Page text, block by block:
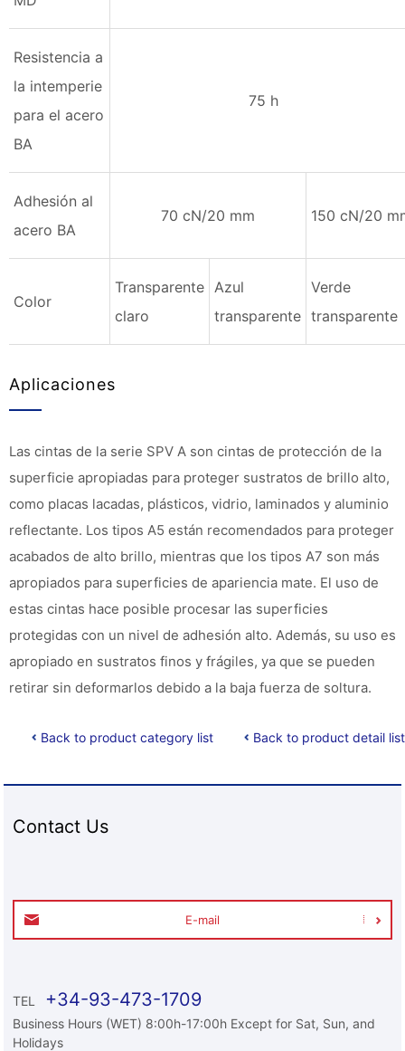
Resistencia a
la intemperie
para el acero
BA
75 h
Adhesión al
acero BA
70 cN/20 mm 150 cN/20
Color
Transparente
claro
Azul
transparente
Verde
transparente
Aplicaciones
Las cintas de la serie SPV A son cintas de protección de la
superficie apropiadas para proteger sustratos de brillo alto,
como placas lacadas, plásticos, vidrio, laminados y aluminio
reflectante. Los tipos A5 están recomendados para proteger
acabados de alto brillo, mientras que los tipos A7 son más
apropiados para superficies de apariencia mate. El uso de
estas cintas hace posible procesar las superficies
protegidas con un nivel de adhesión alto. Además, su uso es
apropiado en sustratos finos y frágiles, ya que se pueden
retirar sin deformarlos debido a la baja fuerza de soltura.
Back to product category list Back to product detail list
Contact Us
E-mail
TEL +34-93-473-1709
Business Hours (WET) 8:00h-17:00h Except for Sat, Sun, and
Holidays